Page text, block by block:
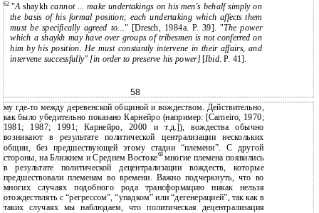
62 "Ashaykhcannot ... make undertakings on his men's behalf simply on
the basis of his formal position; each undertaking which affects them
must be specifically agreed to..." [Dresch, 1984a. P. 39]. "The power
which a shaykh may have over groups of tribesmen is not conferred on
him by his position. He must constantly intervene in their affairs, and
intervene successfully" [in order to preserve his power] [Ibid . P. 41].
58
му где-то между деревенской общиной и вождеством. Действительно,
как было убедительно показано Карнейро (например: [Carneiro, 1970;
1981; 1987; 1991; Карнейро, 2000 и т.д.]), вождества обычно
возникают в результате политической централизации нескольких
общин, без предшествующей этому стадии “племени”. С другой
стороны, на Ближнем и Среднем Востоке63 многие племена появились
в результате политической децентрализации вождеств, которые
предшествовали племенам во времени. Важно подчеркнуть, что во
многих случаях подобного рода трансформацию никак нельзя
отождествлять с “регрессом”, “упадком” или “дегенерацией”, так как в
таких случаях мы наблюдаем, что политическая децентрализация